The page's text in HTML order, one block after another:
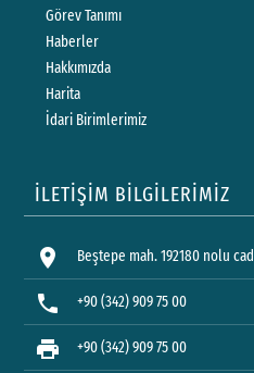
Görev Tanımı
Haberler
Hakkımızda
Harita
İdari Birimlerimiz
İLETİŞİM BİLGİLERİMİZ
location_on Beştepe mah. 192180 nolu
phone +90 (342) 909 75 00
print +90 (342) 909 75 00